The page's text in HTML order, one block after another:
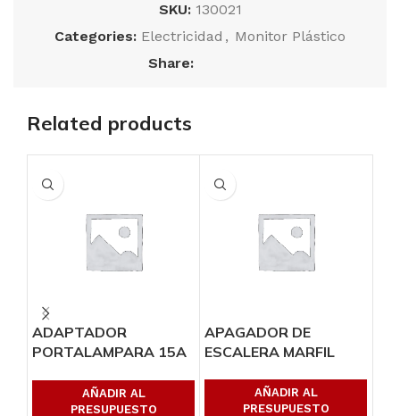
SKU: 130021
Categories: Electricidad , Monitor Plástico
Share:
Related products
ADAPTADOR
PORTALAMPARA 15A
AÑADIR AL
PRESUPUESTO
APAGADOR DE
ESCALERA MARFIL
AÑADIR AL
PRESUPUESTO